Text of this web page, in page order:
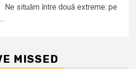
situăm între două extreme: pe
MISSED